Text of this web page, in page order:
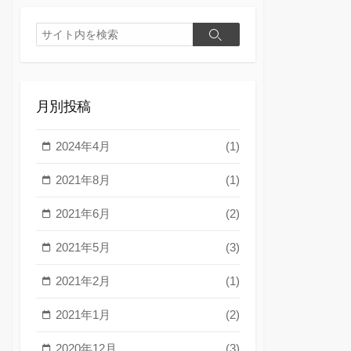
検
索
検
月別投稿
2024年4月 (1)
2021年8月 (1)
2021年6月 (2)
2021年5月 (3)
2021年2月 (1)
2021年1月 (2)
2020年12月 (3)